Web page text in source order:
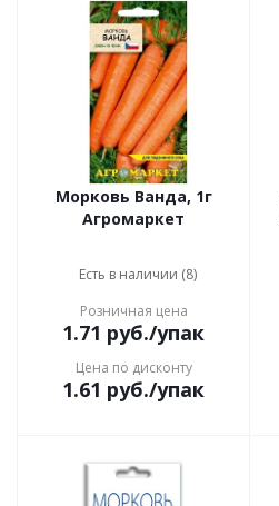
Морковь Ванда, 1г
Агромаркет
Есть в наличии (8)
Розничная цена
1.71 руб./упак
Цена по дисконту
1.61 руб./упак